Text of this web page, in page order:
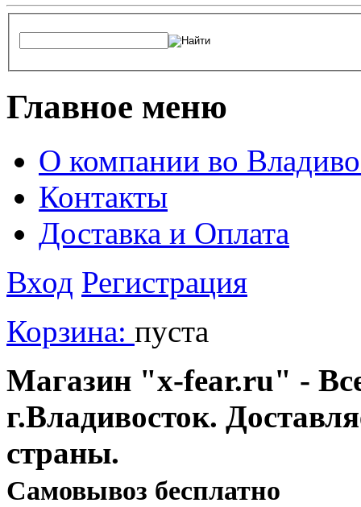
Главное меню
О компании во
Контакты
Доставка и Оплата
Вход Регистрация
Корзина: пуста
Магазин "x-fear.ru" -
г.Владивосток.
страны.
Cамовывоз бесплатно